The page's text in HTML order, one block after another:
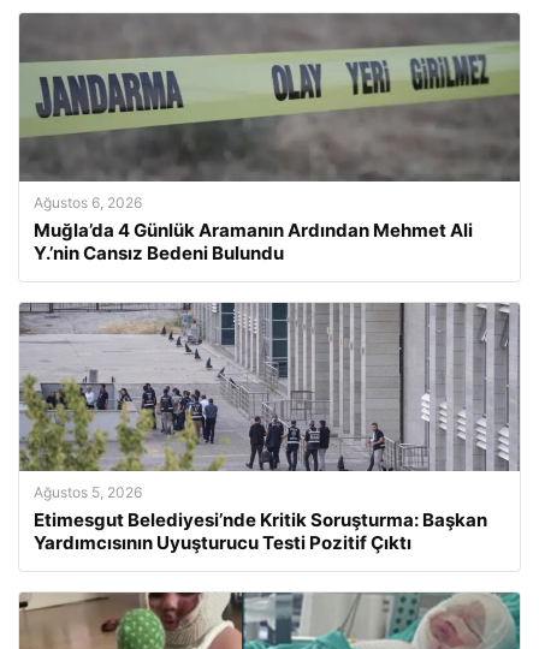
Ağustos 6, 2026
Muğla’da 4 Günlük Aramanın Ardından Mehmet Ali
Y.’nin Cansız Bedeni Bulundu
Ağustos 5, 2026
Etimesgut Belediyesi’nde Kritik Soruşturma: Başkan
Yardımcısının Uyuşturucu Testi Pozitif Çıktı